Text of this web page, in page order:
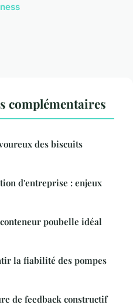
complémentaires
des biscuits
d'entreprise : enjeux
poubelle idéal
la fiabilité des pompes
de feedback constructif